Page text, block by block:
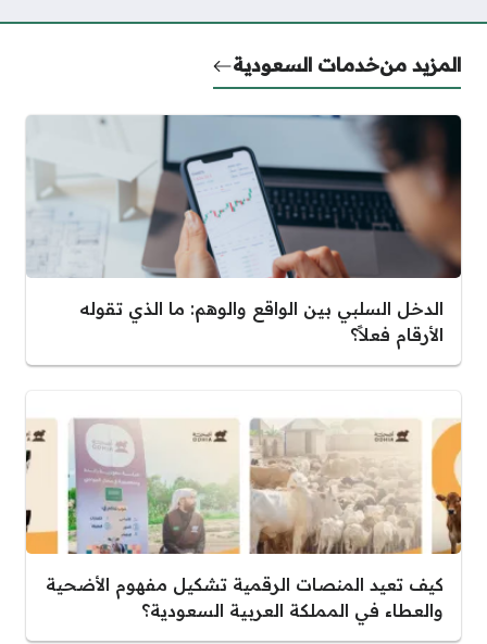
المزيد منخدمات السعودية
الدخل السلبي بين الواقع والوهم: ما الذي تقوله
الأرقام فعلاً؟
كيف تعيد المنصات الرقمية تشكيل مفهوم الأضحية
والعطاء في المملكة العربية السعودية؟